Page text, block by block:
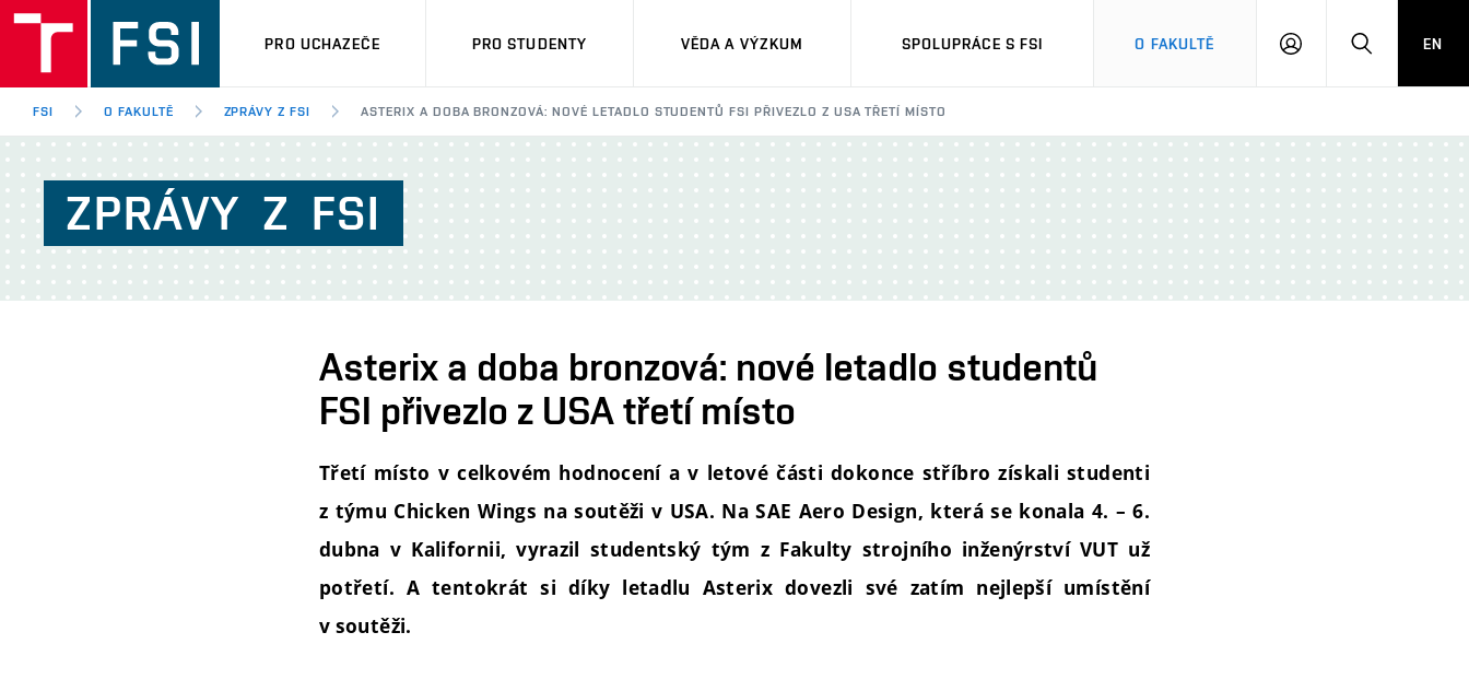
PRO UCHAZEČE PRO STUDENTY VĚDA A VÝZKUM SPOLUPRÁCE S FSI O FAKULTĚ
PŘIHLÁŠENÍHLEDAT
EN
FSI O FAKULTĚ ZPRÁVY Z FSI ASTERIX A DOBA BRONZOVÁ: NOVÉ LETADLO STUDENTŮ FSI PŘIVEZLO Z USA TŘETÍ MÍSTO
ZPRÁVY Z FSI
Asterix a doba bronzová: nové letadlo studentů
FSI přivezlo z USA třetí místo
Třetí místo v celkovém hodnocení a v letové části dokonce stříbro získali studenti
z týmu Chicken Wings na soutěži v USA. Na SAE Aero Design, která se konala 4. – 6.
dubna v Kalifornii, vyrazil studentský tým z Fakulty strojního inženýrství VUT už
potřetí. A tentokrát si díky letadlu Asterix dovezli své zatím nejlepší umístění
v soutěži.